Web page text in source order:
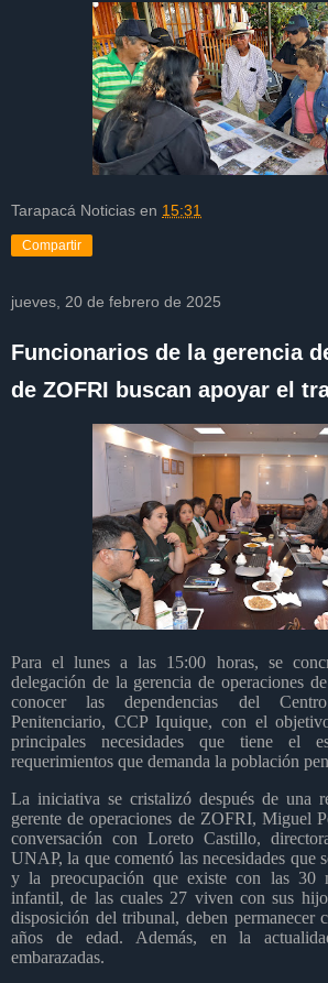
Tarapacá Noticias en 15:31
Compartir
jueves, 20 de febrero de 2025
Funcionarios de la gerencia
de ZOFRI buscan apoyar el
Para el lunes a las 15:00 horas, se
delegación de la gerencia de operaciones
conocer las dependencias del
Penitenciario, CCP Iquique, con el
principales necesidades que tiene el
requerimientos que demanda la población
La iniciativa se cristalizó después de una
gerente de operaciones de ZOFRI, Miguel
conversación con Loreto Castillo,
UNAP, la que comentó las necesidades que
y la preocupación que existe con las 30
infantil, de las cuales 27 viven con sus
disposición del tribunal, deben permanecer
años de edad. Además, en la
embarazadas.